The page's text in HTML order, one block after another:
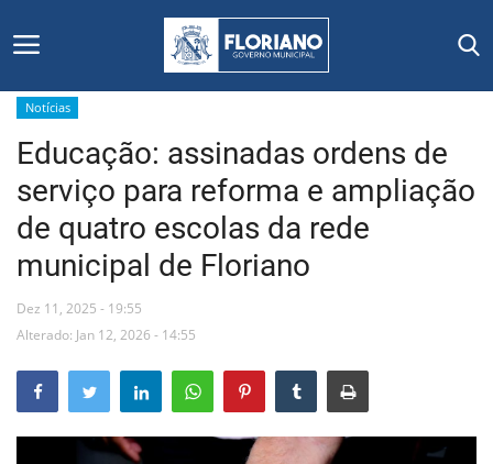
Início
Editais
Floriano
Secretarias e Órgãos
Mural de Licitações
Notícias
Educação: assinadas ordens de
serviço para reforma e ampliação
de quatro escolas da rede
municipal de Floriano
Dez 11, 2025 - 19:55
Alterado: Jan 12, 2026 - 14:55